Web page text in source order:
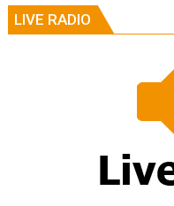
LIVE RADIO